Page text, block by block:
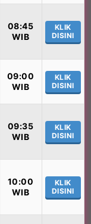
08:45
WIB
KLIK
DISINI
09:00
WIB
KLIK
DISINI
09:35
WIB
KLIK
DISINI
10:00
WIB
KLIK
DISINI